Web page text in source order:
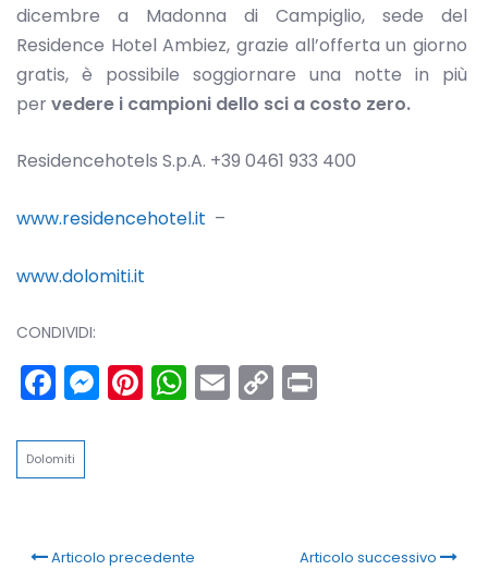
dicembre a Madonna di Campiglio, sede del
Residence Hotel Ambiez, grazie all’offerta un giorno
gratis, è possibile soggiornare una notte in più
pervedere i campioni dello sci a costo zero.
Residencehotels S.p.A. +39 0461 933 400
www.residencehotel.it –
www.dolomiti.it
CONDIVIDI:
Facebook
Messenger
Pinterest
WhatsApp
Email
Copy
Dolomiti
Articolo precedente Articolo successivo